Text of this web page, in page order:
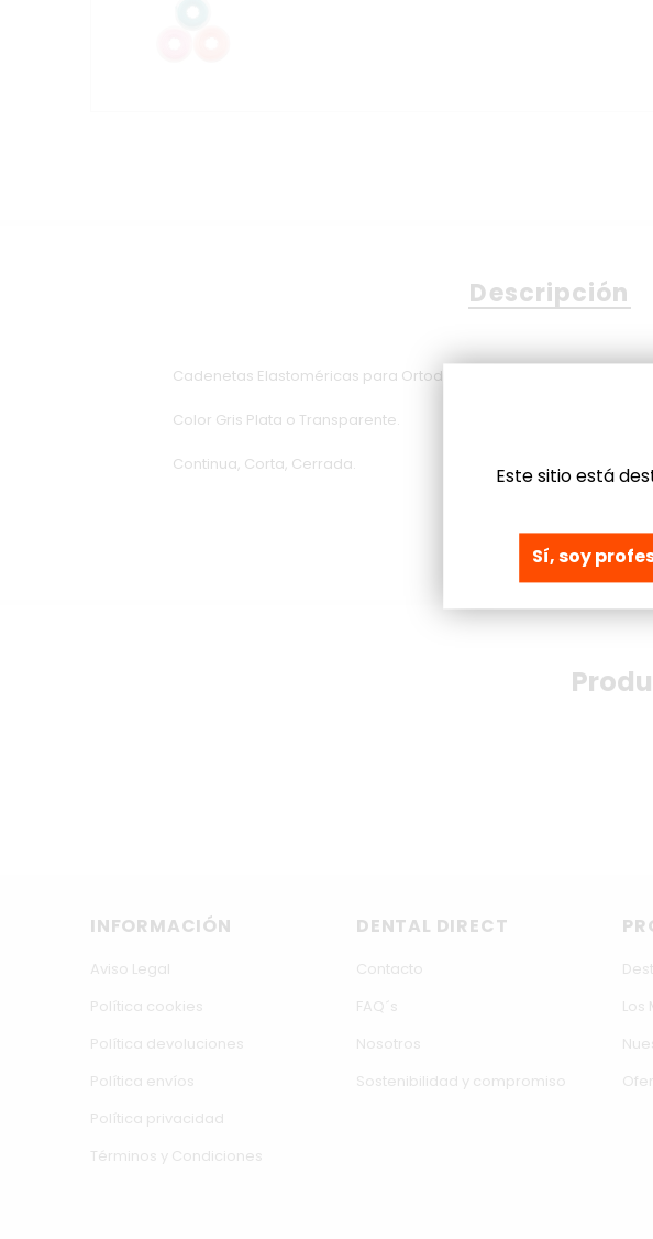
Descripción
Cadenetas Elastoméricas para Ortodoncia.
Color Gris Plata o Transparente.
Continua, Corta, Cerrada.
INFORMACIÓN
Aviso Legal
Política cookies
Política devoluciones
Política envíos
Política privacidad
Términos y Condiciones
DENTAL DIRECT
Contacto
FAQ´s
Nosotros
Sostenibilidad y compromiso
Los
Este sitio está
Sí, soy